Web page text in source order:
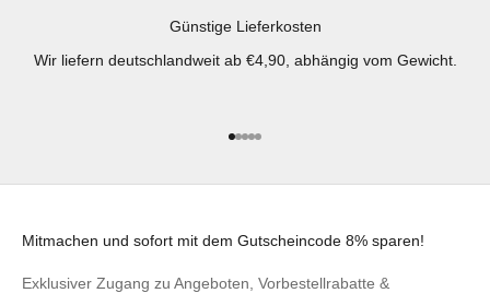
Günstige Lieferkosten
Wir liefern deutschlandweit ab €4,90, abhängig vom Gewicht.
Gehe zu Element 1
Gehe zu Element 2
Gehe zu Element 3
Gehe zu Element 4
Gehe zu Element 5
Mitmachen und sofort mit dem Gutscheincode 8% sparen!
Exklusiver Zugang zu Angeboten, Vorbestellrabatte &